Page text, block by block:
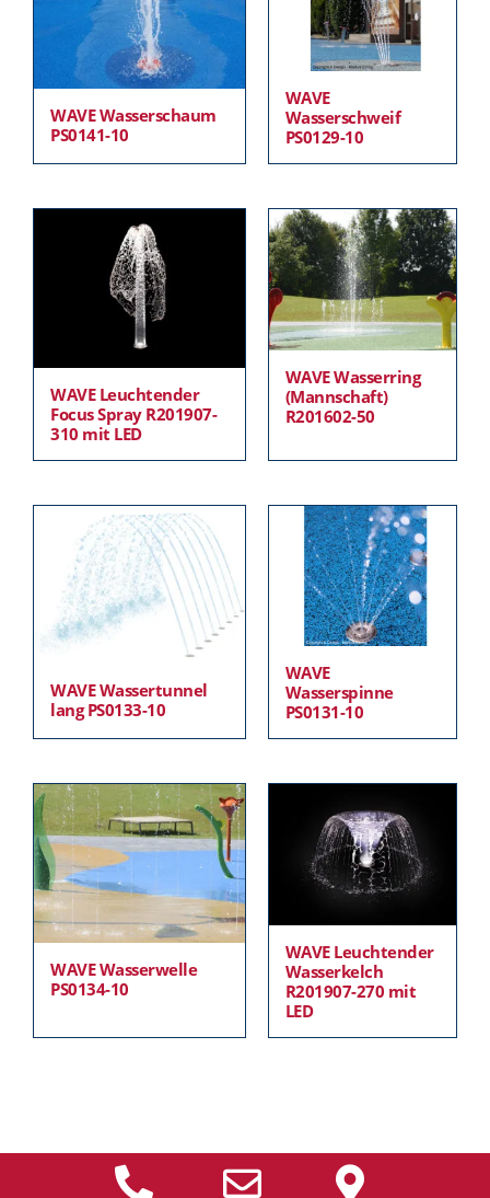
WAVE Wasserschaum
PS0141-10
WAVE
Wasserschweif
PS0129-10
WAVE Leuchtender
Focus Spray R201907-
310 mit LED
WAVE Wasserring
(Mannschaft)
R201602-50
WAVE Wassertunnel
lang PS0133-10
WAVE
Wasserspinne
PS0131-10
WAVE Wasserwelle
PS0134-10
WAVE Leuchtender
Wasserkelch
R201907-270 mit
LED